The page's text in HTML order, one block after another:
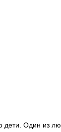
Один из